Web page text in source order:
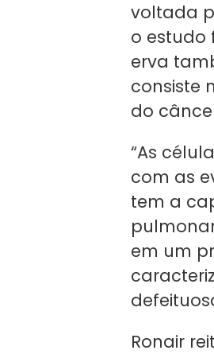
voltada
o estudo
erva
consiste
do
“As
com as
tem a
em um
Ronair